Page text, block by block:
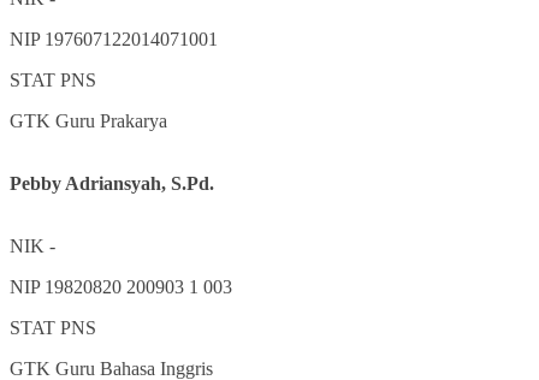
NIP 197607122014071001
STAT PNS
GTK Guru Prakarya
Pebby Adriansyah, S.Pd.
NIK -
NIP 19820820 200903 1 003
STAT PNS
GTK Guru Bahasa Inggris